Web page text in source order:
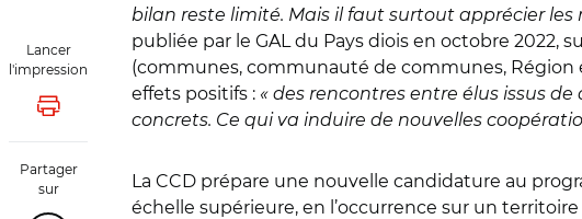
Lancer
l'impression
Lancer l'impression
Partager
sur
bilan reste limité. Mais il faut surtout apprécier
publiée par le GAL du Pays diois en octobre 2022,
(communes, communauté de communes, Région
effets positifs : « des rencontres entre élus issus
concrets. Ce qui va induire de nouvelles
La CCD prépare une nouvelle candidature au
échelle supérieure, en l’occurrence sur un